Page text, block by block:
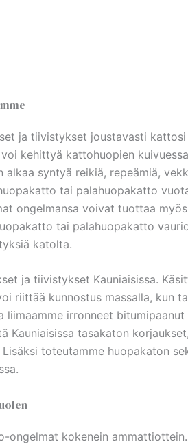
ja tiivistykset joustavasti
kehittyä kattohuopien
syntyä reikiä, repeämiä,
tai palahuopakatto
ongelmansa voivat tuottaa
tai palahuopakatto
katolta.
ja tiivistykset Kauniaisissa.
riittää kunnostus massalla, kun
irronneet
tasakaton
toteutamme huopakaton
kokenein